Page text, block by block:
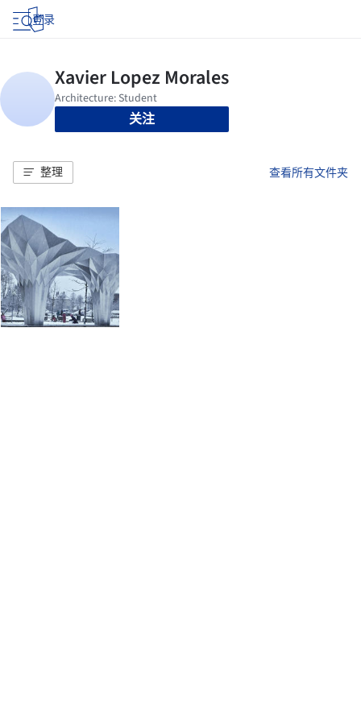
登录
关注
整理 查看所有文件夹